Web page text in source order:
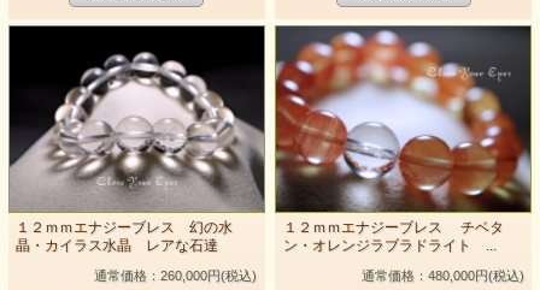
１２ｍｍエナジーブレス 幻の水
晶・カイラス水晶 レアな石達
通常価格：260,000円(税込)
１２ｍｍエナジーブレス チベタ
ン・オレンジラブラドライト ...
通常価格：480,000円(税込)